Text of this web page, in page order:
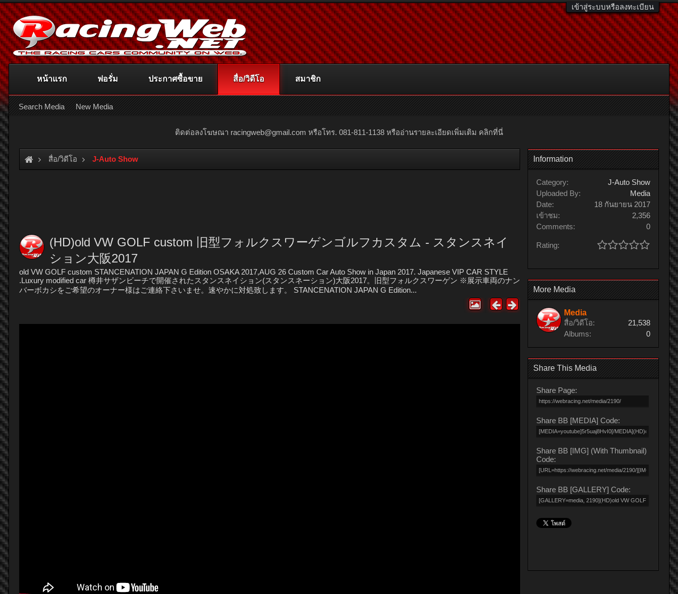
เข้าสู่ระบบหรือลงทะเบียน
ติดต่อลงโฆษณา racingweb@gmail.com หรือโทร. 081-811-1138 หรืออ่านรายละเอียดเพิ่มเติม คลิกที่นี่
สื่อ/วิดีโอ J-Auto Show
(HD)old VW GOLF custom 旧型フォルクスワーゲンゴルフカスタム - スタンスネイ
ション大阪2017
old VW GOLF custom STANCENATION JAPAN G Edition OSAKA 2017,AUG 26 Custom Car Auto Show in Japan 2017. Japanese VIP CAR STYLE
.Luxury modified car 樽井サザンビーチで開催されたスタンスネイション(スタンスネーション)大阪2017。旧型フォルクスワーゲン ※展示車両のナン
バーボカシをご希望のオーナー様はご連絡下さいませ。速やかに対処致します。 STANCENATION JAPAN G Edition...
Information
Category:
J-Auto Show
Uploaded By:
Media
Date:
18 กันยายน 2017
เข้าชม:
2,356
Comments:
0
Rating:
More Media
Media
สื่อ/วิดีโอ:
21,538
Albums:
0
Share This Media
Share Page:
Share BB [MEDIA] Code:
Share BB [IMG] (With Thumbnail)
Code:
Share BB [GALLERY] Code:
หน้าแรก ฟอรั่ม ประกาศซื้อขาย สื่อ/วิดีโอ
Search Media New Media
สมาชิก